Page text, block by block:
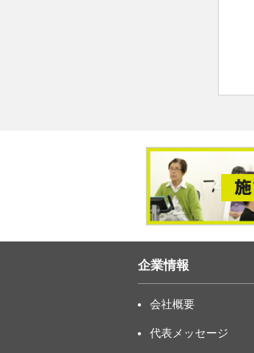
企業情報
会社概要
代表メッセージ